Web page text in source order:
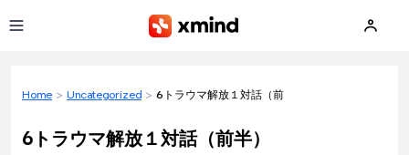
Home > Uncategorized > 6トラウマ解放１対話（前半）
6トラウマ解放１対話（前半）